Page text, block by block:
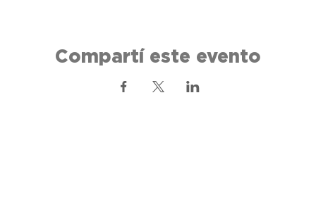
Compartí este evento